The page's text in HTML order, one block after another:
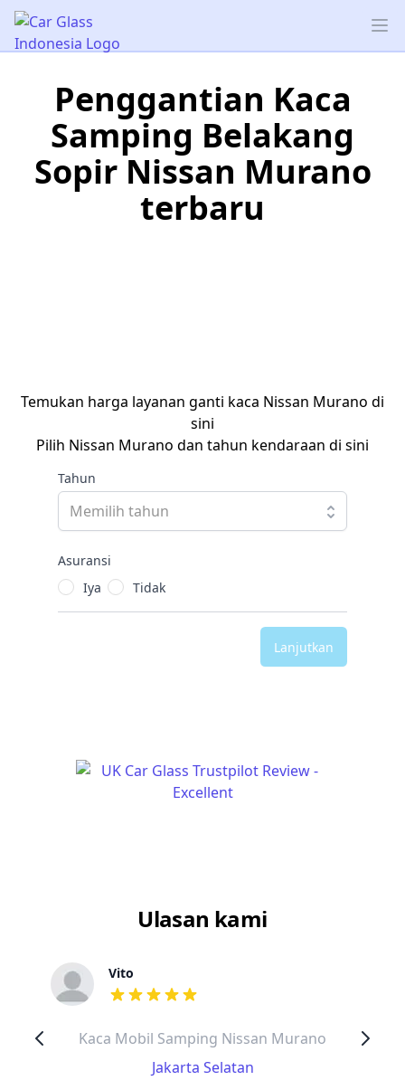
Car Glass Indonesia
Penggantian Kaca
Samping Belakang
Sopir Nissan Murano
terbaru
Temukan harga layanan ganti kaca Nissan Murano di
sini
Pilih Nissan Murano dan tahun kendaraan di sini
Tahun
Asuransi
Iya
Tidak
Lanjutkan
Ulasan kami
Vito
dari ulasan adalah bintang lima
Kaca Mobil Samping Nissan Murano
Jakarta Selatan